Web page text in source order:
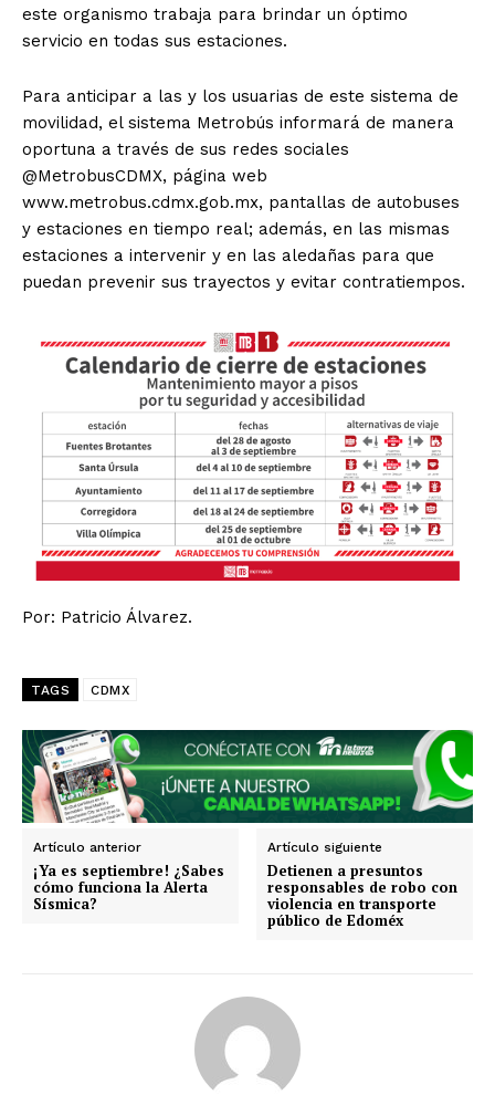
El Suplemento
Campeche
Ciudad de México
Estado de México
este organismo trabaja para brindar un óptimo
servicio en todas sus estaciones.
Para anticipar a las y los usuarias de este sistema de
movilidad, el sistema Metrobús informará de manera
oportuna a través de sus redes sociales
@MetrobusCDMX, página web
www.metrobus.cdmx.gob.mx, pantallas de autobuses
y estaciones en tiempo real; además, en las mismas
estaciones a intervenir y en las aledañas para que
puedan prevenir sus trayectos y evitar contratiempos.
Por: Patricio Álvarez.
TAGS CDMX
Artículo anterior
¡Ya es septiembre! ¿Sabes
cómo funciona la Alerta
Sísmica?
Artículo siguiente
Detienen a presuntos
responsables de robo con
violencia en transporte
público de Edoméx